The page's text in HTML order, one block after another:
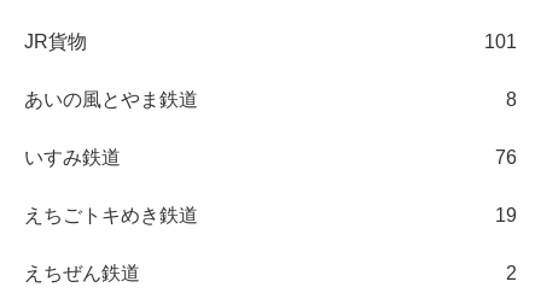
JR貨物 101
あいの風とやま鉄道 8
いすみ鉄道 76
えちごトキめき鉄道 19
えちぜん鉄道 2